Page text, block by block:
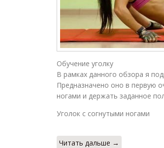
Обучение уголку
В рамках данного обзора я
Предназначено оно в первую
ногами и держать заданное
Уголок с согнутыми ногами
Читать дальше →